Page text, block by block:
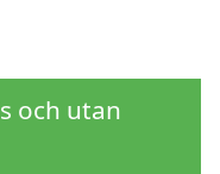
och utan